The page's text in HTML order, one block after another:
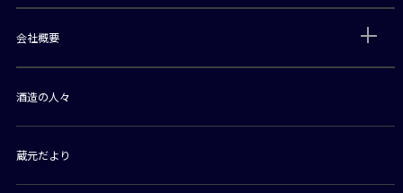
会社概要
酒造の人々
蔵元だより